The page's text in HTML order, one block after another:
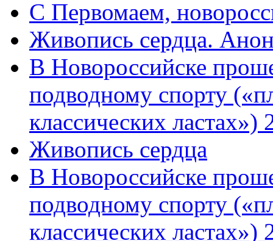
C Первомаем,
Живопись сердца.
В Новороссийске
подводному спорту
классических
Живопись сердца
В Новороссийске
подводному спорту
классических ластах»)